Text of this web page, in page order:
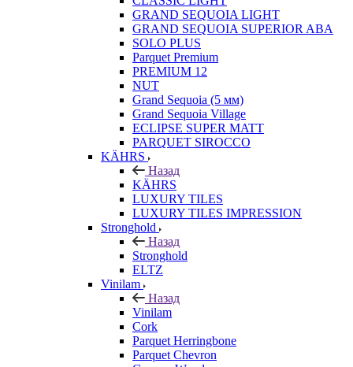
GRAND SEQUOIA LIGHT
GRAND SEQUOIA SUPERIOR ABA
SOLO PLUS
Parquet Premium
PREMIUM 12
NUT
Grand Sequoia (5 мм)
Grand Sequoia Village
ECLIPSE SUPER MATT
PARQUET SIROCCO
KÄHRS
Назад
KÄHRS
LUXURY TILES
LUXURY TILES IMPRESSION
Stronghold
Назад
Stronghold
ELTZ
Vinilam
Назад
Vinilam
Cork
Parquet Herringbone
Parquet Chevron